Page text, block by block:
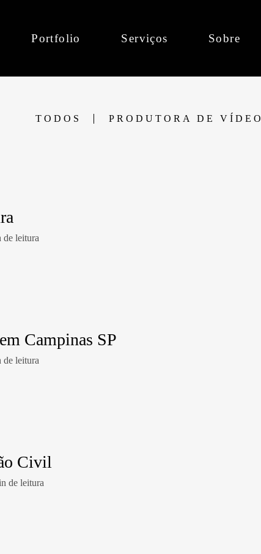
Portfolio Serviços Sobre
TODOS PRODUTORA DE VÍDEO
de leitura
Campinas SP
de leitura
Civil
de leitura